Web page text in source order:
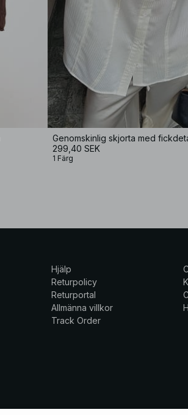
Genomskinlig skjorta med
299,40 SEK
1 Färg
Hjälp
Returpolicy
Returportal
Allmänna villkor
Track Order